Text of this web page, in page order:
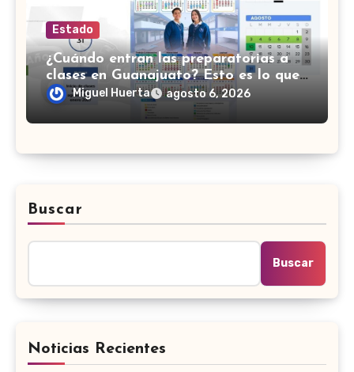
Estado
¿Cuándo entran las preparatorias a
clases en Guanajuato? Esto es lo que
se sabeMiguel Huerta agosto 6, 2026
Buscar
Buscar
Noticias Recientes